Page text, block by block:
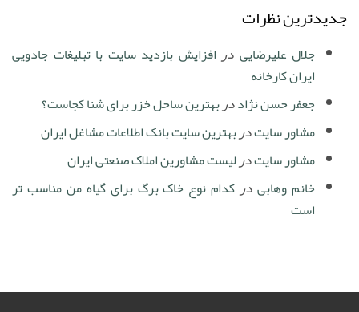
جدیدترین نظرات
جلال علیرضایی درافزایش بازدید سایت با تبلیغات جادویی
ایران کارخانه
جعفر حسن نژاددربهترین ساحل خزر برای شنا کجاست؟
مشاور سایتدربهترین سایت بانک اطلاعات مشاغل ایران
مشاور سایتدرلیست مشاورین املاک صنعتی ایران
خانم وهابیدرکدام نوع خاک برگ برای گیاه من مناسب تر
است